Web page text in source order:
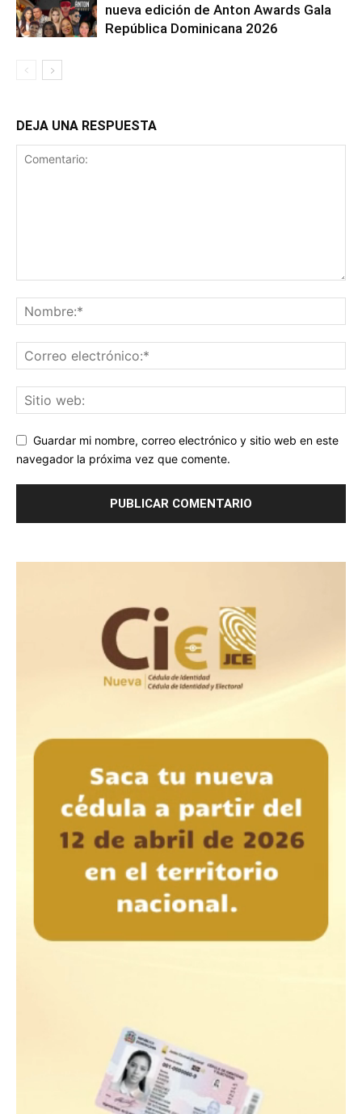
nueva edición de Anton Awards Gala
República Dominicana 2026
DEJA UNA RESPUESTA
Guardar mi nombre, correo electrónico y sitio web en este
navegador la próxima vez que comente.